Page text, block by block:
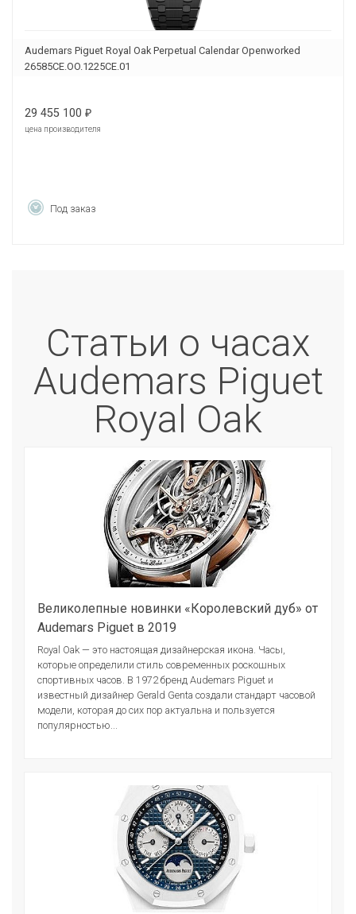
Audemars Piguet Royal Oak Perpetual Calendar Openworked
26585CE.OO.1225CE.01
29 455 100 ₽
цена производителя
Под заказ
Статьи о часах
Audemars Piguet
Royal Oak
Великолепные новинки «Королевский дуб» от
Audemars Piguet в 2019
Royal Oak — это настоящая дизайнерская икона. Часы,
которые определили стиль современных роскошных
спортивных часов. В 1972 бренд Audemars Piguet и
известный дизайнер Gerald Genta создали стандарт часовой
модели, которая до сих пор актуальна и пользуется
популярностью...